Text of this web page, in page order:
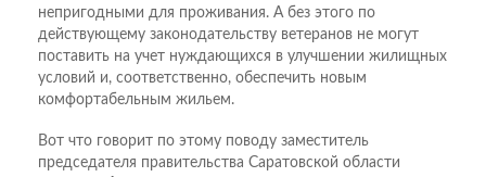
непригодными для проживания. А без этого по
действующему законодательству ветеранов не могут
поставить на учет нуждающихся в улучшении жилищных
условий и, соответственно, обеспечить новым
комфортабельным жильем.
Вот что говорит по этому поводу заместитель
председателя правительства Саратовской области